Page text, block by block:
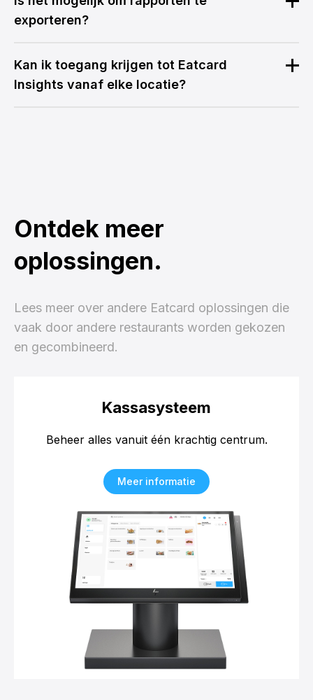
exporteren?
Kan ik toegang krijgen tot Eatcard
Insights vanaf elke locatie?
Ontdek meer
oplossingen.
Lees meer over andere Eatcard oplossingen die
vaak door andere restaurants worden gekozen
en gecombineerd.
Kassasysteem
Beheer alles vanuit één krachtig centrum.
Meer informatie